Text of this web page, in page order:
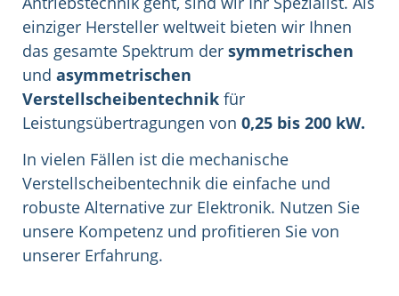
einziger Hersteller weltweit bieten wir Ihnen
das gesamte Spektrum der symmetrischen
und asymmetrischen
Verstellscheibentechnik für
Leistungsübertragungen von 0,25 bis 200 kW.
In vielen Fällen ist die mechanische
Verstellscheibentechnik die einfache und
robuste Alternative zur Elektronik. Nutzen Sie
unsere Kompetenz und profitieren Sie von
unserer Erfahrung.